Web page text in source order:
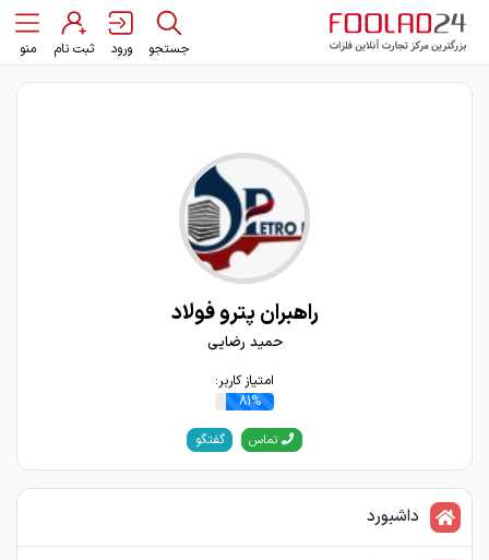
جستجو ورود ثبت نام منو
راهبران پترو فولاد
حمید رضایی
امتیاز کاربر:
81%
تماس گفتگو
داشبورد